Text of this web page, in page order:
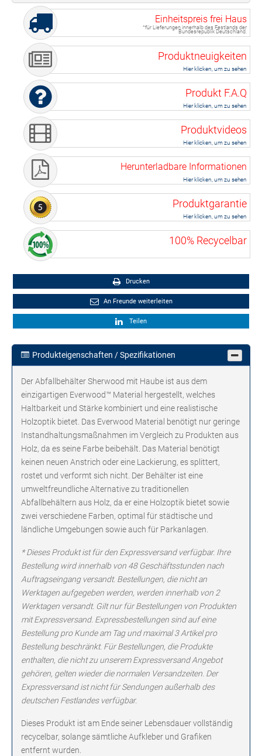
Einheitspreis frei Haus
*für Lieferungen innerhalb des Festlands der
Bundesrepublik Deutschland.
Produktneuigkeiten
Hier klicken, um zu sehen
Produkt F.A.Q
Hier klicken, um zu sehen
Produktvideos
Hier klicken, um zu sehen
Herunterladbare Informationen
Hier klicken, um zu sehen
Produktgarantie
Hier klicken, um zu sehen
100% Recycelbar
Drucken
An Freunde weiterleiten
Teilen
Produkteigenschaften / Spezifikationen
Der Abfallbehälter Sherwood mit Haube ist aus dem
einzigartigen Everwood™ Material hergestellt, welches
Haltbarkeit und Stärke kombiniert und eine realistische
Holzoptik bietet. Das Everwood Material benötigt nur geringe
Instandhaltungsmaßnahmen im Vergleich zu Produkten aus
Holz, da es seine Farbe beibehält. Das Material benötigt
keinen neuen Anstrich oder eine Lackierung, es splittert,
rostet und verformt sich nicht. Der Behälter ist eine
umweltfreundliche Alternative zu traditionellen
Abfallbehältern aus Holz, da er eine Holzoptik bietet sowie
zwei verschiedene Farben, optimal für städtische und
ländliche Umgebungen sowie auch für Parkanlagen.
* Dieses Produkt ist für den Expressversand verfügbar. Ihre
Bestellung wird innerhalb von 48 Geschäftsstunden nach
Auftragseingang versandt. Bestellungen, die nicht an
Werktagen aufgegeben werden, werden innerhalb von 2
Werktagen versandt. Gilt nur für Bestellungen von Produkten
mit Expressversand. Expressbestellungen sind auf eine
Bestellung pro Kunde am Tag und maximal 3 Artikel pro
Bestellung beschränkt. Für Bestellungen, die Produkte
enthalten, die nicht zu unserem Expressversand Angebot
gehören, gelten wieder die normalen Versandzeiten. Der
Expressversand ist nicht für Sendungen außerhalb des
deutschen Festlandes verfügbar.
Dieses Produkt ist am Ende seiner Lebensdauer vollständig
recycelbar, solange sämtliche Aufkleber und Grafiken
entfernt wurden.